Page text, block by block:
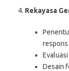
Rekayasa
respons
Desain